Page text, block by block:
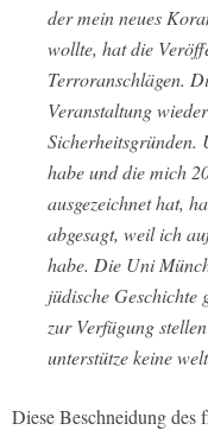
der mein neues
wollte, hat die
Terroranschlägen.
Veranstaltung
habe und die mich
ausgezeichnet hat,
abgesagt, weil ich
habe. Die Uni
jüdische Geschichte
zur Verfügung
unterstütze keine
Diese Beschneidung des